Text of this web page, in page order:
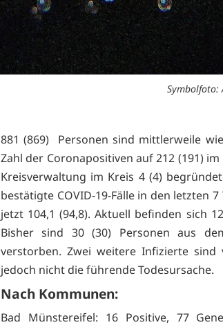
Symbolfoto:
881 (869) Personen sind mittlerweile
Zahl der Coronapositiven auf 212 (191)
Kreisverwaltung im Kreis 4 (4)
bestätigte COVID-19-Fälle in den letzten
jetzt 104,1 (94,8). Aktuell befinden sich
Bisher sind 30 (30) Personen aus
verstorben. Zwei weitere Infizierte
jedoch nicht die führende Todesursache.
Nach Kommunen:
Bad Münstereifel: 16 Positive, 77